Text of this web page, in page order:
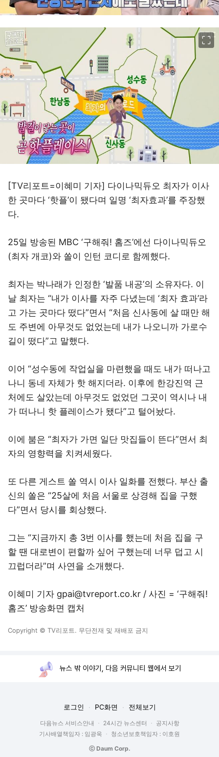
[TV리포트=이혜미 기자] 다이나믹듀오 최자가 이사
한 곳마다 ‘핫플’이 됐다며 일명 ‘최자효과’를 주장했
다.
25일 방송된 MBC ‘구해줘! 홈즈’에선 다이나믹듀오
(최자 개코)와 쏠이 인턴 코디로 함께했다.
최자는 박나래가 인정한 ‘발품 내공’의 소유자다. 이
날 최자는 “내가 이사를 자주 다녔는데 ‘최자 효과’라
고 가는 곳마다 떴다”면서 “처음 신사동에 살 때만 해
도 주변에 아무것도 없었는데 내가 나오니까 가로수
길이 떴다”고 말했다.
이어 “성수동에 작업실을 마련했을 때도 내가 떠나고
나니 동네 자체가 핫 해지더라. 이후에 한강진역 근
처에도 살았는데 아무것도 없었던 그곳이 역시나 내
가 떠나니 핫 플레이스가 됐다”고 털어놨다.
이에 붐은 “최자가 가면 일단 맛집들이 뜬다”면서 최
자의 영향력을 치켜세웠다.
또 다른 게스트 쏠 역시 이사 일화를 전했다. 부산 출
신의 쏠은 “25살에 처음 서울로 상경해 집을 구했
다”면서 당시를 회상했다.
그는 “지금까지 총 3번 이사를 했는데 처음 집을 구
할 땐 대로변이 편할까 싶어 구했는데 너무 덥고 시
끄럽더라”며 사연을 소개했다.
이혜미 기자 gpai@tvreport.co.kr / 사진 = ‘구해줘!
홈즈’ 방송화면 캡처
Copyright © TV리포트. 무단전재 및 재배포 금지
뉴스 밖 이야기, 다음 커뮤니티 웹에서 보기
로그인 PC화면 전체보기
다음뉴스 서비스안내 24시간 뉴스센터
공지사항
기사배열책임자 : 임광욱
청소년보호책임자 : 이호원
ⓒ Daum Corp.